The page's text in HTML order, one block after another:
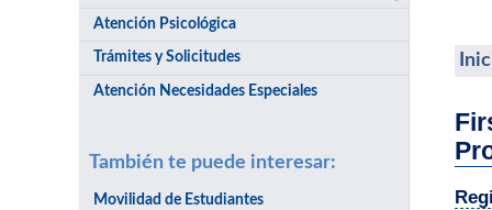
Atención Psicológica
Trámites y Solicitudes
Atención Necesidades Especiales
También te puede interesar:
Movilidad de Estudiantes